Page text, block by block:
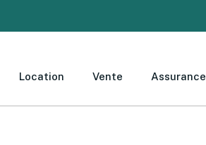
Location Vente Assurance